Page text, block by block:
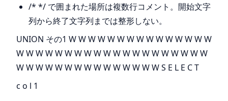
/* */ で囲まれた場所は複数行コメント。開始文字
列から終了文字列までは整形しない。
UNION その1 W W W W W W W W W W W W W W W
W W W W W W W W W W W W W W W W W W W W
W W W W W W W W W W W W W W W S E L E C T
c o l 1